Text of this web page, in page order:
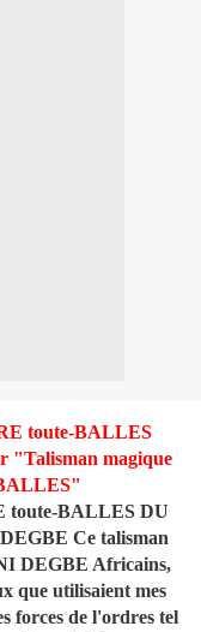
toute-BALLES
toute-BALLES DU
Ce talisman
DEGBE Africains,
que utilisaient mes
forces de l'ordres tel